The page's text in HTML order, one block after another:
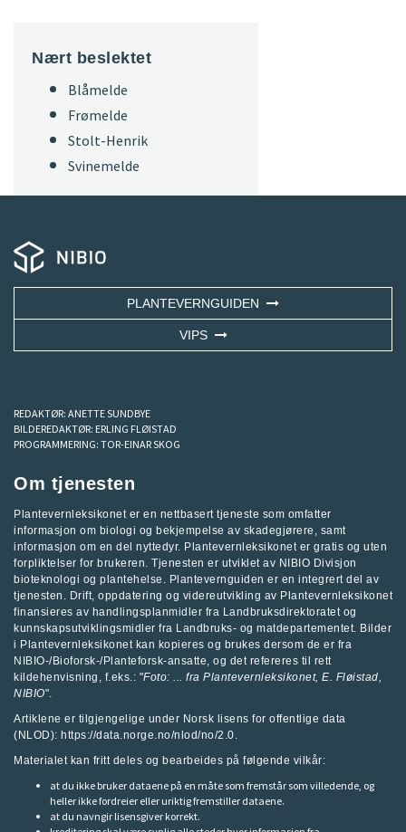
Nært beslektet
Blåmelde
Frømelde
Stolt-Henrik
Svinemelde
PLANTEVERNGUIDEN
VIPS
REDAKTØR: ANETTE SUNDBYE
BILDEREDAKTØR: ERLING FLØISTAD
PROGRAMMERING: TOR-EINAR SKOG
Om tjenesten
Plantevernleksikonet er en nettbasert tjeneste som omfatter
informasjon om biologi og bekjempelse av skadegjørere, samt
informasjon om en del nyttedyr. Plantevernleksikonet er gratis og uten
forpliktelser for brukeren. Tjenesten er utviklet av NIBIO Divisjon
bioteknologi og plantehelse . Plantevernguiden er en integrert del av
tjenesten. Drift, oppdatering og videreutvikling av Plantevernleksikonet
finansieres av handlingsplanmidler fra Landbruksdirektoratetog
kunnskapsutviklingsmidler fra Landbruks- og matdepartementet. Bilder
i Plantevernleksikonet kan kopieres og brukes dersom de er fra
NIBIO-/Bioforsk-/Planteforsk-ansatte, og det refereres til rett
kildehenvisning, f.eks.: "Foto: ... fra Plantevernleksikonet, E. Fløistad,
NIBIO".
Artiklene er tilgjengelige under Norsk lisens for offentlige data
(NLOD): https://data.norge.no/nlod/no/2.0.
Materialet kan fritt deles og bearbeides på følgende vilkår:
at du ikke bruker dataene på en måte som fremstår som villedende, og
heller ikke fordreier eller uriktig fremstiller dataene.
at du navngir lisensgiver korrekt.